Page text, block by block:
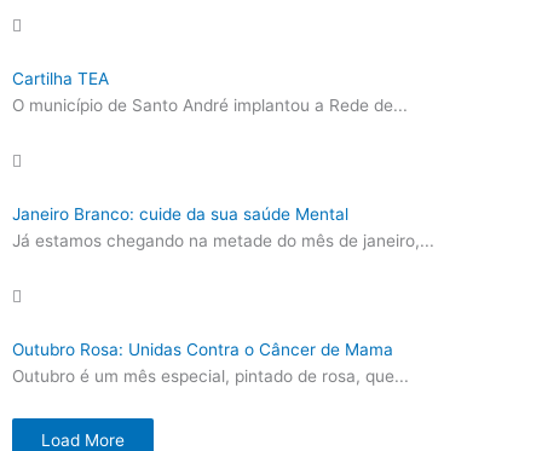
Cartilha TEA
O município de Santo André implantou a Rede de...
Janeiro Branco: cuide da sua saúde Mental
Já estamos chegando na metade do mês de janeiro,...
Outubro Rosa: Unidas Contra o Câncer de Mama
Outubro é um mês especial, pintado de rosa, que...
Load More